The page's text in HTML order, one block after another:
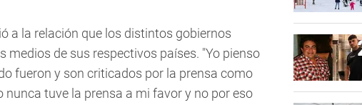
a la relación que los distintos gobiernos
de sus respectivos países. "Yo pienso
fueron y son criticados por la prensa como
nunca tuve la prensa a mi favor y no por eso